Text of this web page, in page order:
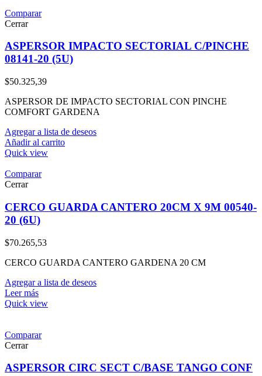
Comparar
Cerrar
ASPERSOR IMPACTO SECTORIAL C/PINCHE
08141-20 (5U)
$50.325,39
ASPERSOR DE IMPACTO SECTORIAL CON PINCHE
COMFORT GARDENA
Agregar a lista de deseos
Añadir al carrito
Quick view
Comparar
Cerrar
CERCO GUARDA CANTERO 20CM X 9M 00540-
20 (6U)
$70.265,53
CERCO GUARDA CANTERO GARDENA 20 CM
Agregar a lista de deseos
Leer más
Quick view
Comparar
Cerrar
ASPERSOR CIRC SECT C/BASE TANGO CONF